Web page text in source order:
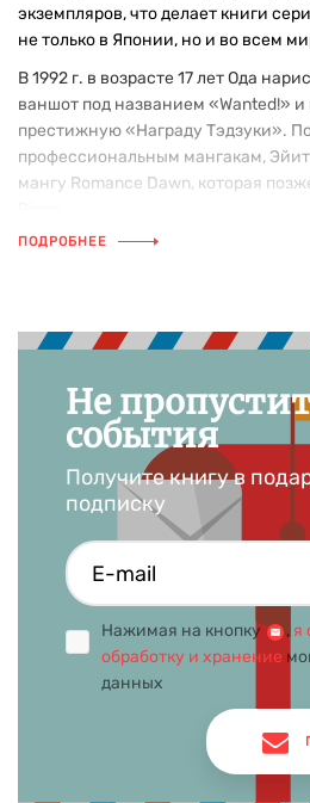
экземпляров, что делает книги
не только в Японии, но и во всем
В 1992 г. в возрасте 17 лет Ода
ваншот под названием «Wanted!» и
престижную «Награду Тэдзуки».
профессиональным мангакам,
мангу Romance Dawn, которая
ПОДРОБНЕЕ
Не
события
Получите книгу в
подписку
Нажимая на кнопку , я
обработку и хранение
данных